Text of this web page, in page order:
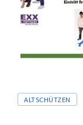
Tags
ALTSCHÜTZEN